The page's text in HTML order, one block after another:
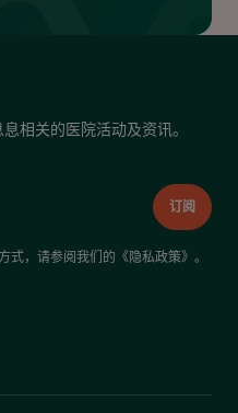
相关的医院活动及资讯。
式，请参阅我们的《隐私政策》。